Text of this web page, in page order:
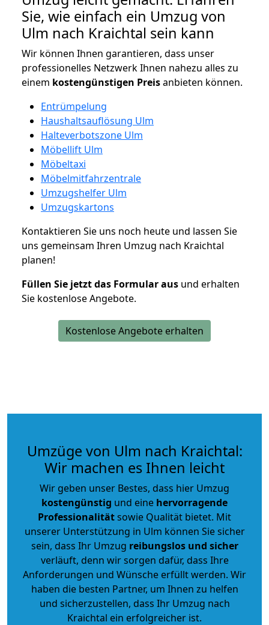
Sie, wie einfach ein Umzug von
Ulm nach Kraichtal sein kann
Wir können Ihnen garantieren, dass unser
professionelles Netzwerk Ihnen nahezu alles zu
einem kostengünstigen Preisanbieten können.
Entrümpelung
Haushaltsauflösung Ulm
Halteverbotszone Ulm
Möbellift Ulm
Möbeltaxi
Möbelmitfahrzentrale
Umzugshelfer Ulm
Umzugskartons
Kontaktieren Sie uns noch heute und lassen Sie
uns gemeinsam Ihren Umzug nach Kraichtal
planen!
Füllen Sie jetzt das Formular aus und erhalten
Sie kostenlose Angebote.
Kostenlose Angebote erhalten
Umzüge von Ulm nach Kraichtal:
Wir machen es Ihnen leicht
Wir geben unser Bestes, dass hier Umzug
kostengünstig und eine hervorragende
Professionalitätsowie Qualität bietet. Mit
unserer Unterstützung in Ulm können Sie sicher
sein, dass Ihr Umzug reibungslos und sicher
verläuft, denn wir sorgen dafür, dass Ihre
Anforderungen und Wünsche erfüllt werden. Wir
haben die besten Partner, um Ihnen zu helfen
und sicherzustellen, dass Ihr Umzug nach
Kraichtal ein erfolgreicher ist.